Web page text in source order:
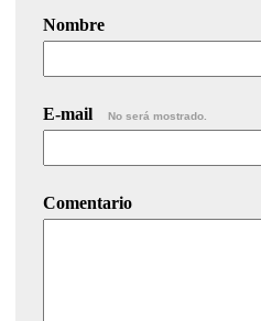
Nombre
E-mail No será mostrado.
Comentario